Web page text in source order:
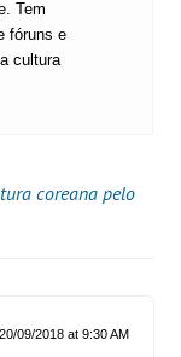
Tem
fóruns e
cultura
coreana pelo
20/09/2018 at 9:30 AM